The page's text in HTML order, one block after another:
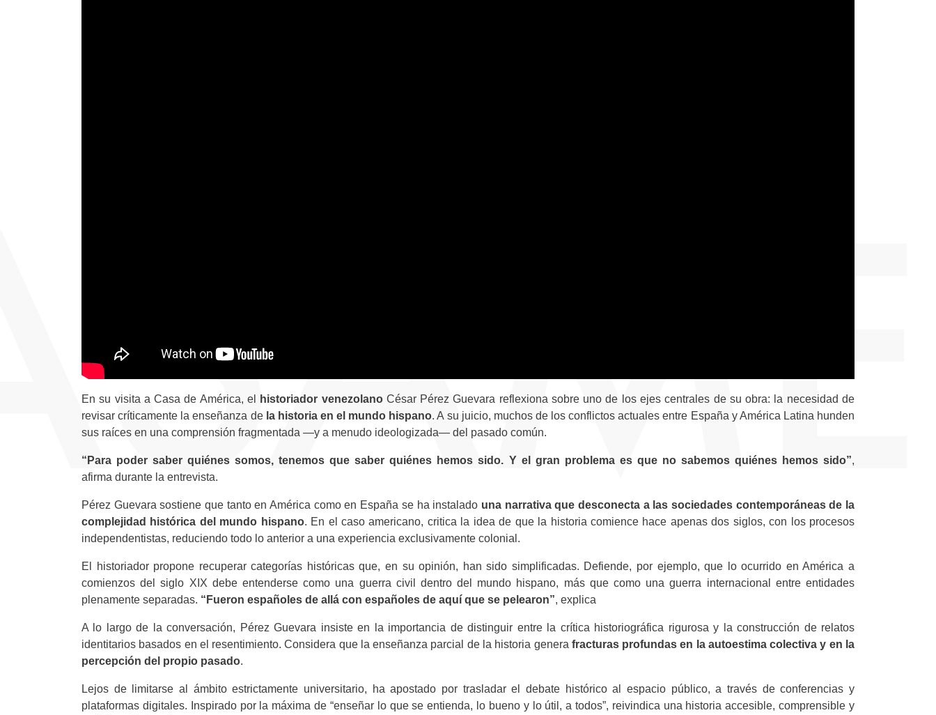
En su visita a Casa de América, el historiador venezolanoCésar Pérez Guevara reflexiona sobre uno de los ejes centrales de su obra: la necesidad de
revisar críticamente la enseñanza dela historia en el mundo hispano. A su juicio, muchos de los conflictos actuales entre España y América Latina hunden
sus raíces en una comprensión fragmentada —y a menudo ideologizada— del pasado común.
“Para poder saber quiénes somos, tenemos que saber quiénes hemos sido. Y el gran problema es que no sabemos quiénes hemos sido”,
afirma durante la entrevista.
Pérez Guevara sostiene que tanto en América como en España se ha instalado una narrativa que desconecta a las sociedades contemporáneas de la
complejidad histórica del mundo hispano. En el caso americano, critica la idea de que la historia comience hace apenas dos siglos, con los procesos
independentistas, reduciendo todo lo anterior a una experiencia exclusivamente colonial.
El historiador propone recuperar categorías históricas que, en su opinión, han sido simplificadas. Defiende, por ejemplo, que lo ocurrido en América a
comienzos del siglo XIX debe entenderse como una guerra civil dentro del mundo hispano, más que como una guerra internacional entre entidades
plenamente separadas. “Fueron españoles de allá con españoles de aquí que se pelearon”, explica
A lo largo de la conversación, Pérez Guevara insiste en la importancia de distinguir entre la crítica historiográfica rigurosa y la construcción de relatos
identitarios basados en el resentimiento. Considera que la enseñanza parcial de la historia genera fracturas profundas en la autoestima colectiva y en la
percepción del propio pasado.
Lejos de limitarse al ámbito estrictamente universitario, ha apostado por trasladar el debate histórico al espacio público, a través de conferencias y
plataformas digitales. Inspirado por la máxima de “enseñar lo que se entienda, lo bueno y lo útil, a todos”, reivindica una historia accesible, comprensible y